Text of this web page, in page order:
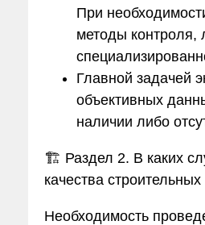
При
методы контроля,
Главной задачей
объективных
наличии либо
🏗️ Раздел 2. В каких
качества
Необходимость